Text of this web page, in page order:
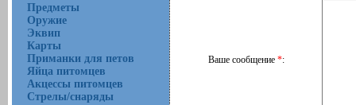
Предметы
Оружие
Эквип
Карты
Приманки для петов
Яйца питомцев
Акцессы питомцев
Стрелы/снаряды
Ваше сообщение*: